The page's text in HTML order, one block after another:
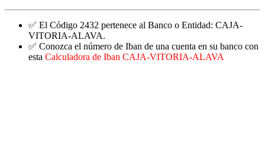
✅ El Código 2432 pertenece al Banco o Entidad: CAJA-
VITORIA-ALAVA.
✅ Conozca el número de Iban de una cuenta en su banco con
esta Calculadora de Iban CAJA-VITORIA-ALAVA